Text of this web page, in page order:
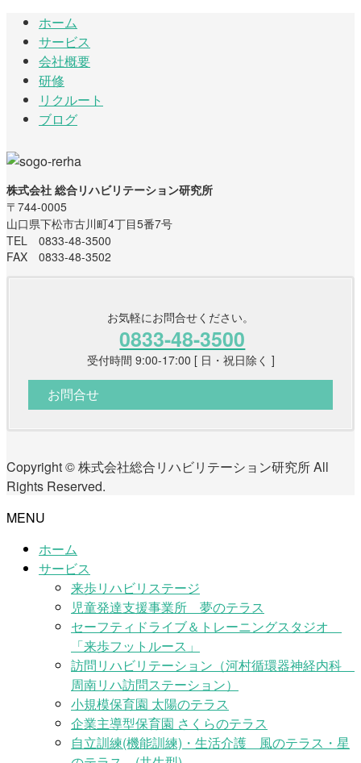
ホーム
サービス
会社概要
研修
リクルート
ブログ
株式会社 総合リハビリテーション研究所
〒744-0005
山口県下松市古川町4丁目5番7号
TEL 0833-48-3500
FAX 0833-48-3502
お気軽にお問合せください。
0833-48-3500
受付時間 9:00-17:00 [ 日・祝日除く ]
お問合せ
Copyright © 株式会社総合リハビリテーション研究所 All
Rights Reserved.
MENU
ホーム
サービス
来歩リハビリステージ
児童発達支援事業所 夢のテラス
セーフティドライブ＆トレーニングスタジオ
「来歩フットルース」
訪問リハビリテーション（河村循環器神経内科
周南リハ訪問ステーション）
小規模保育園 太陽のテラス
企業主導型保育園 さくらのテラス
自立訓練(機能訓練)・生活介護 風のテラス・星